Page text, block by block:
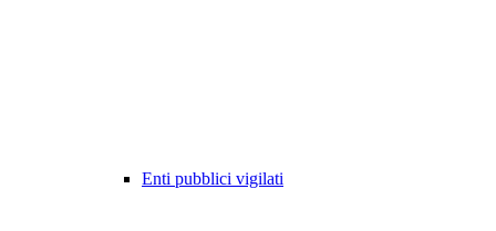
Enti pubblici vigilati